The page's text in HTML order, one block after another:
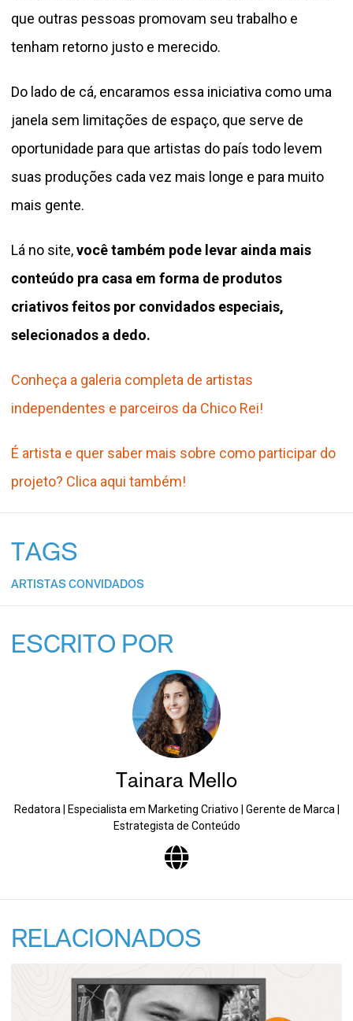
que outras pessoas promovam seu trabalho e
tenham retorno justo e merecido.
Do lado de cá, encaramos essa iniciativa como uma
janela sem limitações de espaço, que serve de
oportunidade para que artistas do país todo levem
suas produções cada vez mais longe e para muito
mais gente.
Lá no site,você também pode levar ainda mais
conteúdo pra casa em forma de produtos
criativos feitos por convidados especiais,
selecionados a dedo.
Conheça a galeria completa de artistas
independentes e parceiros da Chico Rei!
É artista e quer saber mais sobre como participar do
projeto? Clica aqui também!
TAGS
ARTISTAS CONVIDADOS
ESCRITO POR
Tainara Mello
Redatora | Especialista em Marketing Criativo | Gerente de Marca |
Estrategista de Conteúdo
RELACIONADOS